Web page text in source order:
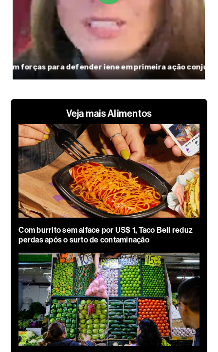
Veja mais Alimentos
Com burrito sem alface por US$ 1, Taco Bell reduz
perdas após o surto de contaminação